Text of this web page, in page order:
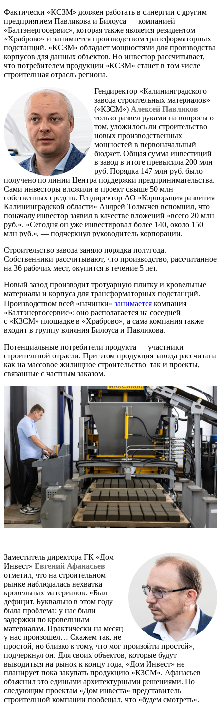
Фактически «КСЗМ» должен работать в синергии с другим
предприятием Павликова и Билоуса — компанией
«Балтэнергосервис», которая также является резидентом
«Храброво» и занимается производством трансформаторных
подстанций. «КСЗМ» обладает мощностями для производства
корпусов для данных объектов. Но инвестор рассчитывает,
что потребителем продукции «КСЗМ» станет в том числе
строительная отрасль региона.
Гендиректор «Калининградского
завода строительных материалов»
(«КЗСМ») Алексей Павликов
только развел руками на вопросы о
том, уложилось ли строительство
новых производственных
мощностей в первоначальный
бюджет. Общая сумма инвестиций
в завод в итоге превысила 200 млн
руб. Порядка 147 млн руб. было
получено по линии Центра поддержки предпринимательства.
Сами инвесторы вложили в проект свыше 50 млн
собственных средств. Гендиректор АО «Корпорация развития
Калининградской области» Андрей Толмачев вспомнил, что
поначалу инвестор заявил в качестве вложений «всего 20 млн
руб.». «Сегодня он уже инвестировал более 140, около 150
млн руб.», — подчеркнул руководитель корпорации.
Строительство завода заняло порядка полугода.
Собственники рассчитывают, что производство, рассчитанное
на 36 рабочих мест, окупится в течение 5 лет.
Новый завод производит тротуарную плитку и кровельные
материалы и корпуса для трансформаторных подстанций.
Производством всей «начинки» занимается компания
«Балтэнергосервис»: оно располагается на соседней
с «КЗСМ» площадке в «Храброво», а сама компания также
входит в группу влияния Билоуса и Павликова.
Потенциальные потребители продукта — участники
строительной отрасли. При этом продукция завода рассчитана
как на массовое жилищное строительство, так и проекты,
связанные с частным заказом.
Заместитель директора ГК «Дом
Инвест» Евгений Афанасьев
отметил, что на строительном
рынке наблюдалась нехватка
кровельных материалов. «Был
дефицит. Буквально в этом году
была проблема: у нас были
задержки по кровельным
материалам. Практически на месяц
у нас произошел… Скажем так, не
простой, но близко к тому, что мог произойти простой», —
подчеркнул он. Для своих объектов, которые будут
выводиться на рынок к концу года, «Дом Инвест» не
планирует пока закупать продукцию «КЗСМ». Афанасьев
объяснил это едиными архитектурными решениями. По
следующим проектам «Дом инвеста» представитель
строительной компании пообещал, что «будем смотреть».